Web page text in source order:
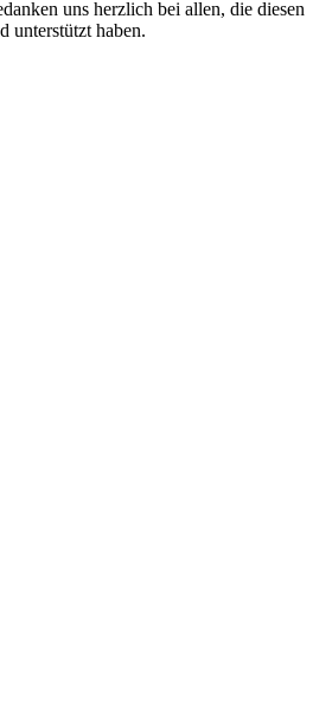
uns herzlich bei allen, die diesen
unterstützt haben.